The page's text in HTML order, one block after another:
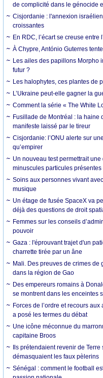
de complicité dans le génocide
Cisjordanie : l'annexion
croissantes
En RDC, l’écart se creuse entre
À Chypre, António Guterres
Les ailes des papillons Morpho
futur ?
Les halophytes, ces plantes de
L’Ukraine peut-elle gagner la
Comment la série « The White
Fusillade de Montréal : la haine
manifeste laissé par le tireur
Cisjordanie: l’ONU alerte sur
qu’empirer
Un nouveau test permettrait
minuscules particules
Soins aux personnes vivant
musique
Un étage de fusée SpaceX va
déjà des questions de droit
Femmes sur les conseils
pouvoir
Gaza : l'éprouvant trajet d'un
charrette tirée par un âne
Mali. Des preuves de crimes de
dans la région de Gao
Des empereurs romains à
se montrent dans les enceintes
Forces de l’ordre et recours
a posé les termes du débat
Une icône méconnue du
capitaine Broos
Ils prétendaient revenir de
démasquaient les faux pèlerins
Sénégal : comment le football